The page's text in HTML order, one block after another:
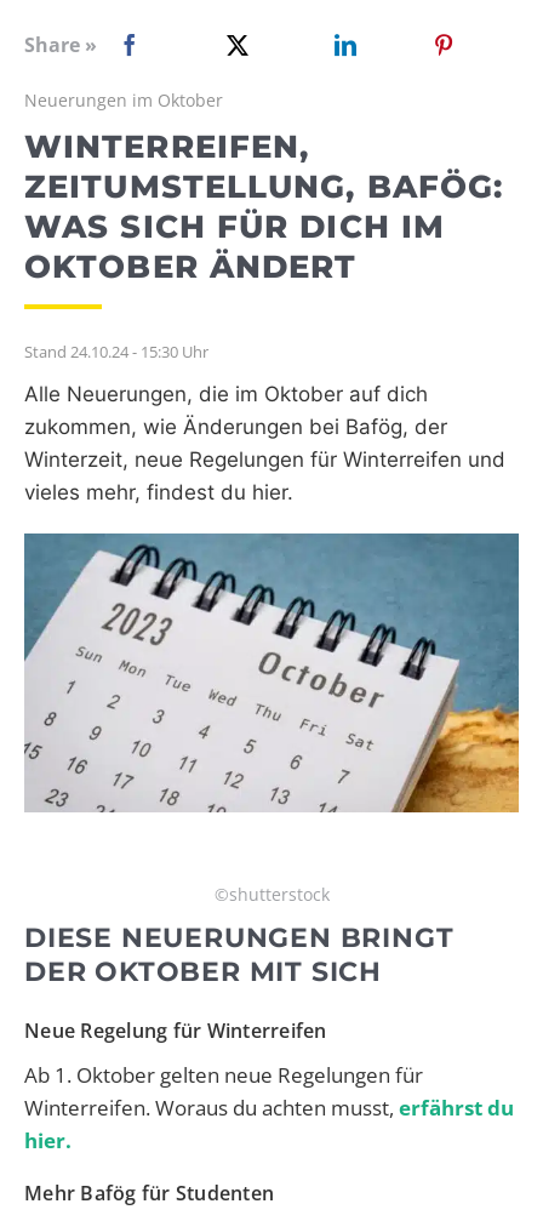
WEBRADIO
Share »
Neuerungen im Oktober
WINTERREIFEN,
ZEITUMSTELLUNG, BAFÖG:
WAS SICH FÜR DICH IM
OKTOBER ÄNDERT
Stand 24.10.24 - 15:30 Uhr
Alle Neuerungen, die im Oktober auf dich
zukommen, wie Änderungen bei Bafög, der
Winterzeit, neue Regelungen für Winterreifen und
vieles mehr, findest du hier.
©shutterstock
DIESE NEUERUNGEN BRINGT
DER OKTOBER MIT SICH
Neue Regelung für Winterreifen
Ab 1. Oktober gelten neue Regelungen für
Winterreifen. Woraus du achten musst, erfährst du
hier.
Mehr Bafög für Studenten